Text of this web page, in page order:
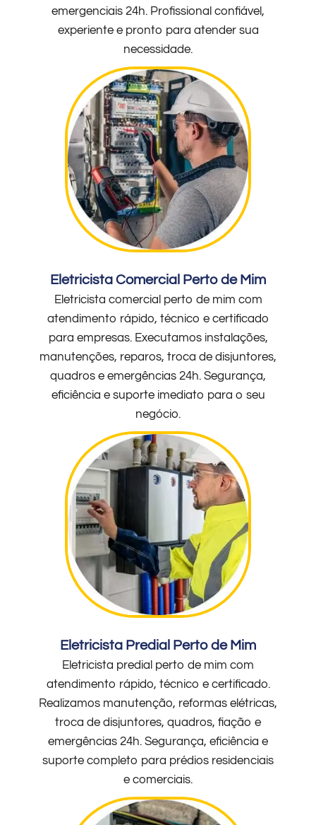
emergenciais 24h. Profissional confiável,
experiente e pronto para atender sua
necessidade.
Eletricista Comercial Perto de Mim
Eletricista comercial perto de mim com
atendimento rápido, técnico e certificado
para empresas. Executamos instalações,
manutenções, reparos, troca de disjuntores,
quadros e emergências 24h. Segurança,
eficiência e suporte imediato para o seu
negócio.
Eletricista Predial Perto de Mim
Eletricista predial perto de mim com
atendimento rápido, técnico e certificado.
Realizamos manutenção, reformas elétricas,
troca de disjuntores, quadros, fiação e
emergências 24h. Segurança, eficiência e
suporte completo para prédios residenciais
e comerciais.